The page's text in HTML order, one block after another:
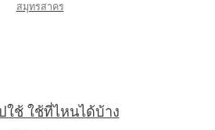
สมุทรสาคร
ใช้ ใช้ที่ไหนได้บ้าง